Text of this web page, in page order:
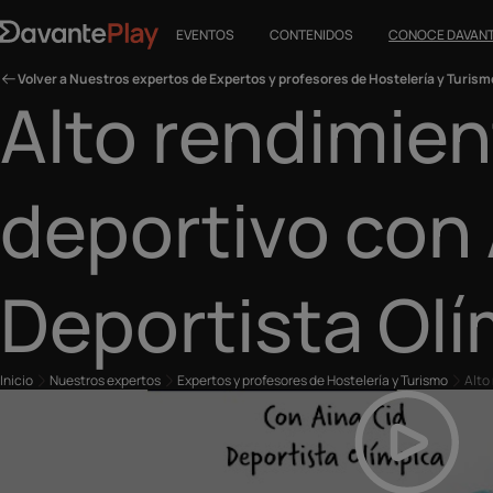
EVENTOS CONTENIDOS CONOCE
Volver a Nuestros expertos de Expertos y profesores de Hostelería y
Alto
deportivo con
Deportista
Inicio Nuestros expertos Expertos y profesores de Hostelería y Turismo Alto